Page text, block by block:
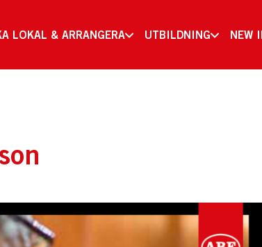
LOKAL & ARRANGERA UTBILDNING NEW